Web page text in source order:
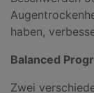
haben,
Balanced
Zwei